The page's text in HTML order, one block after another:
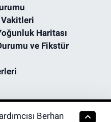
Haritası
ve Fikstür
Berhan